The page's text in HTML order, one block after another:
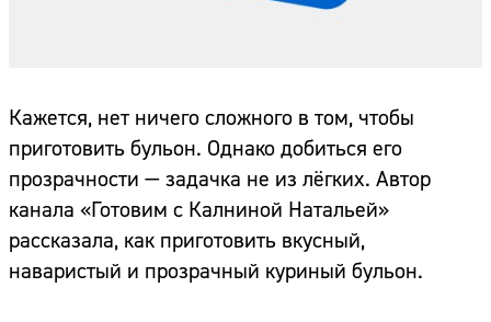
Кажется, нет ничего сложного в том, чтобы
приготовить бульон. Однако добиться его
прозрачности — задачка не из лёгких. Автор
канала «Готовим с Калниной Натальей»
рассказала, как приготовить вкусный,
наваристый и прозрачный куриный бульон.